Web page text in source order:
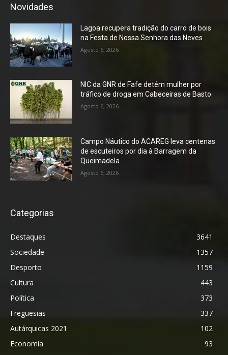
Novidades
Lagoa recupera tradição do carro de bois
na Festa de Nossa Senhora das Neves
Agosto 6, 2026
NIC da GNR de Fafe detém mulher por
tráfico de droga em Cabeceiras de Basto
Agosto 6, 2026
Campo Náutico do ACAREG leva centenas
de escuteiros por dia à Barragem da
Queimadela
Agosto 6, 2026
Categorias
Destaques
3641
Sociedade
1357
Desporto
1159
Cultura
443
Política
373
Freguesias
337
Autárquicas 2021
102
Economia
93